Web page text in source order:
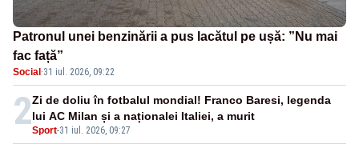
Patronul unei benzinării a pus lacătul pe ușă: ”Nu mai
fac față”
Social ·31 iul. 2026, 09:22
2Sport-31 iul. 2026, 09:27
Zi de doliu în fotbalul mondial! Franco Baresi, legenda
lui AC Milan și a naționalei Italiei, a murit